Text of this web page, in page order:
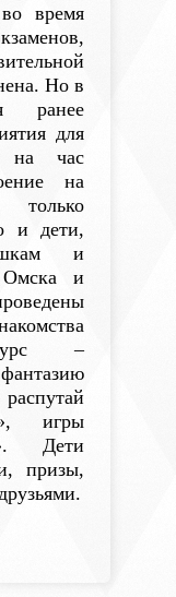
время
Но в
ранее
для
на час
на
и дети,
и
и
–
игры
Дети
призы,